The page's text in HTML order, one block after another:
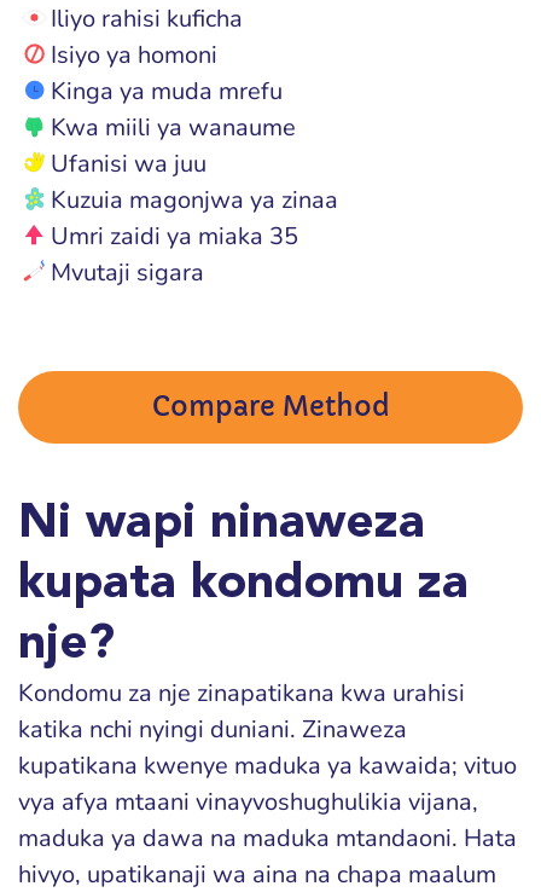
Iliyo rahisi kuficha
Isiyo ya homoni
Kinga ya muda mrefu
Kwa miili ya wanaume
Ufanisi wa juu
Kuzuia magonjwa ya zinaa
Umri zaidi ya miaka 35
Mvutaji sigara
Compare Method
Ni wapi ninaweza
kupata kondomu za
nje?
Kondomu za nje zinapatikana kwa urahisi
katika nchi nyingi duniani. Zinaweza
kupatikana kwenye maduka ya kawaida; vituo
vya afya mtaani vinayvoshughulikia vijana,
maduka ya dawa na maduka mtandaoni. Hata
hivyo, upatikanaji wa aina na chapa maalum